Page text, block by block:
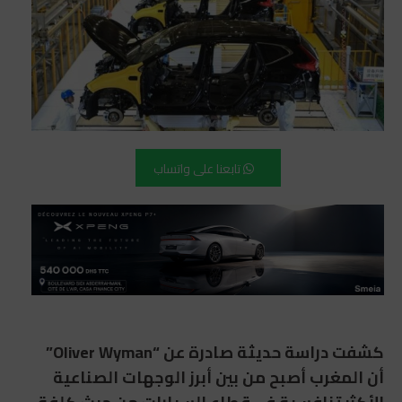
تابعنا على واتساب
كشفت دراسة حديثة صادرة عن “Oliver Wyman”
أن المغرب أصبح من بين أبرز الوجهات الصناعية